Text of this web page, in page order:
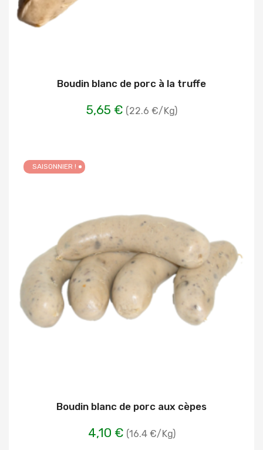
Boudin blanc de porc à la truffe
5,65 € (22.6 €/Kg)
SAISONNIER !
Boudin blanc de porc aux cèpes
4,10 € (16.4 €/Kg)